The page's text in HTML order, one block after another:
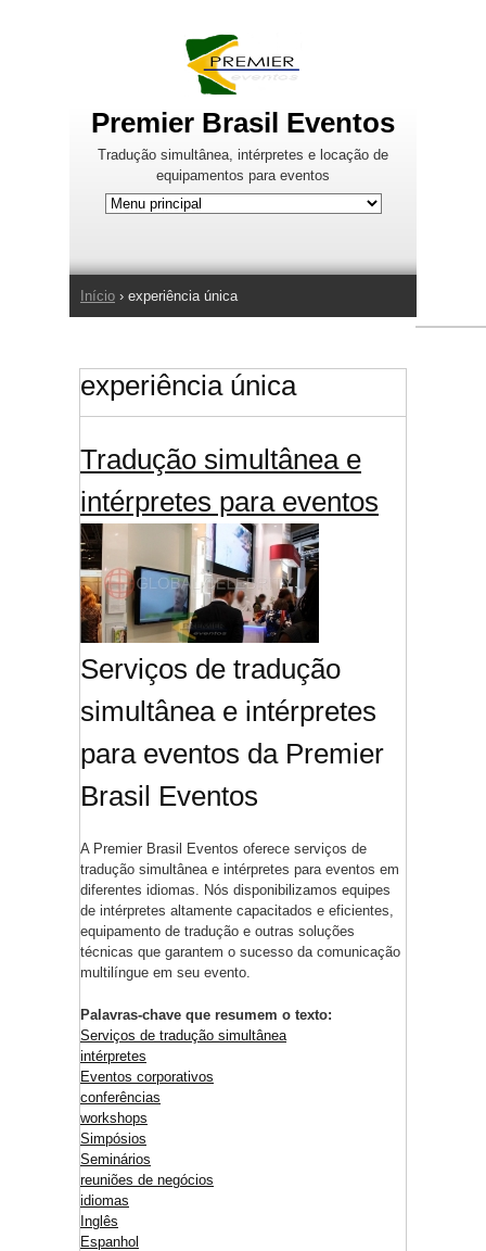
Premier Brasil Eventos
Tradução simultânea, intérpretes e locação de
equipamentos para eventos
Você está aqui
Início › experiência única
experiência única
Tradução simultânea e
intérpretes para eventos
Serviços de tradução
simultânea e intérpretes
para eventos da Premier
Brasil Eventos
A Premier Brasil Eventos oferece serviços de
tradução simultânea e intérpretes para eventos em
diferentes idiomas. Nós disponibilizamos equipes
de intérpretes altamente capacitados e eficientes,
equipamento de tradução e outras soluções
técnicas que garantem o sucesso da comunicação
multilíngue em seu evento.
Palavras-chave que resumem o texto:
Serviços de tradução simultânea
intérpretes
Eventos corporativos
conferências
workshops
Simpósios
Seminários
reuniões de negócios
idiomas
Inglês
Espanhol